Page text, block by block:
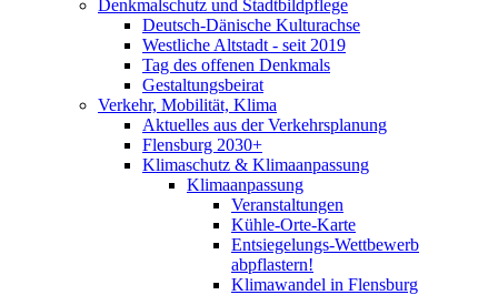
Denkmalschutz und Stadtbildpflege
Deutsch-Dänische Kulturachse
Westliche Altstadt - seit 2019
Tag des offenen Denkmals
Gestaltungsbeirat
Verkehr, Mobilität, Klima
Aktuelles aus der Verkehrsplanung
Flensburg 2030+
Klimaschutz & Klimaanpassung
Klimaanpassung
Veranstaltungen
Kühle-Orte-Karte
Entsiegelungs-Wettbewerb
abpflastern!
Klimawandel in Flensburg